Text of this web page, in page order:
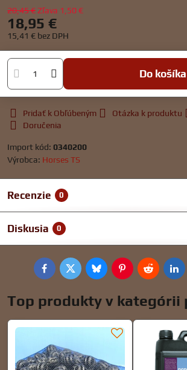
20,45 €Zľava 1,50 €
18,95 €
15,41 € bez DPH
Do košíka
Pridať k Obľúbeným Otázka k produktu
Doručenia
Import kód: 0340200
Výrobca: Horses TS
Recenzie 0
Diskusia 0
FacebookTwitterBlueskyPinterestReddit
Top produkty v kategórii